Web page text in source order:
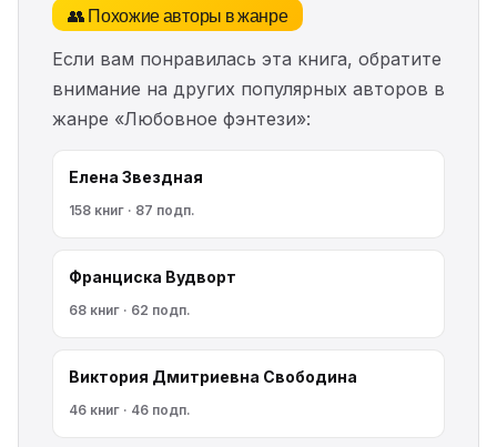
👥 Похожие авторы в жанре
Если вам понравилась эта книга, обратите
внимание на других популярных авторов в
жанре «Любовное фэнтези»:
Елена Звездная
158 книг · 87 подп.
Франциска Вудворт
68 книг · 62 подп.
Виктория Дмитриевна Свободина
46 книг · 46 подп.